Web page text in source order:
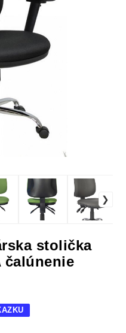
stolička
čalúnenie